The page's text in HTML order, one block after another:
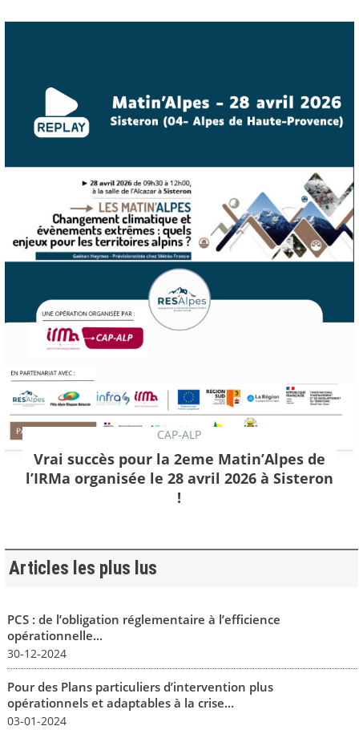
CAP-ALP
Vrai succès pour la 2eme Matin’Alpes de
l’IRMa organisée le 28 avril 2026 à Sisteron
!
Articles les plus lus
PCS : de l’obligation réglementaire à l’efficience
opérationnelle...
30-12-2024
Pour des Plans particuliers d’intervention plus
opérationnels et adaptables à la crise...
03-01-2024